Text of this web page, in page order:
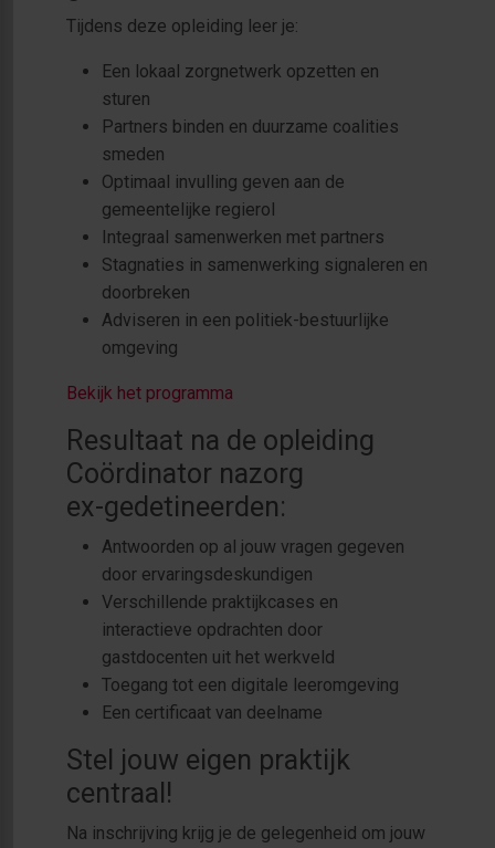
Tijdens deze opleiding leer je:
Een lokaal zorgnetwerk opzetten en
sturen
Partners binden en duurzame coalities
smeden
Optimaal invulling geven aan de
gemeentelijke regierol
Integraal samenwerken met partners
Stagnaties in samenwerking signaleren en
doorbreken
Adviseren in een politiek-bestuurlijke
omgeving
Bekijk het programma
Resultaat na de opleiding
Coördinator nazorg
ex-gedetineerden:
Antwoorden op al jouw vragen gegeven
door ervaringsdeskundigen
Verschillende praktijkcases en
interactieve opdrachten door
gastdocenten uit het werkveld
Toegang tot een digitale leeromgeving
Een certificaat van deelname
Stel jouw eigen praktijk
centraal!
Na inschrijving krijg je de gelegenheid om jouw